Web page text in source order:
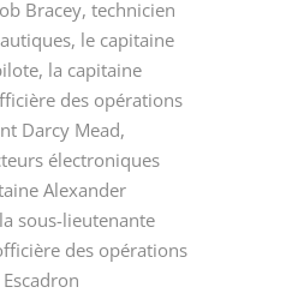
Bracey, technicien
le capitaine
la capitaine
des opérations
Darcy Mead,
électroniques
Alexander
sous-lieutenante
des opérations